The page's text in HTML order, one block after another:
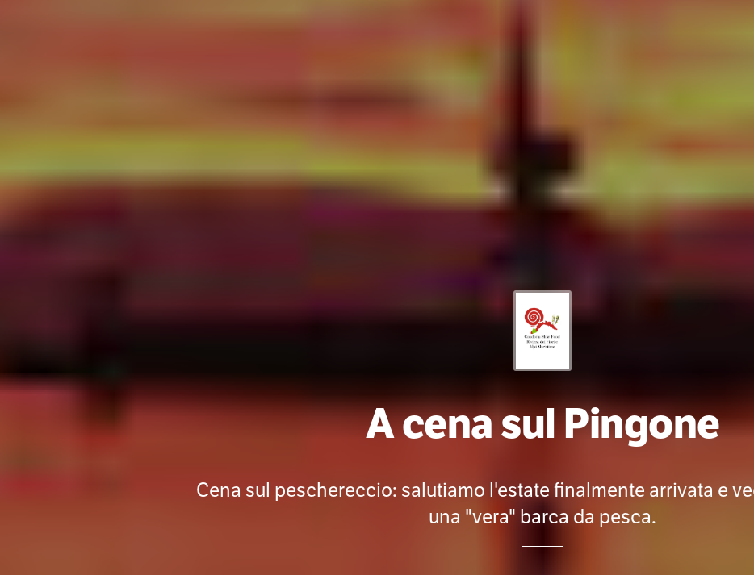
A cena sul Pingone
Cena sul peschereccio: salutiamo l'estate finalmente arrivata e
una "vera" barca da pesca.